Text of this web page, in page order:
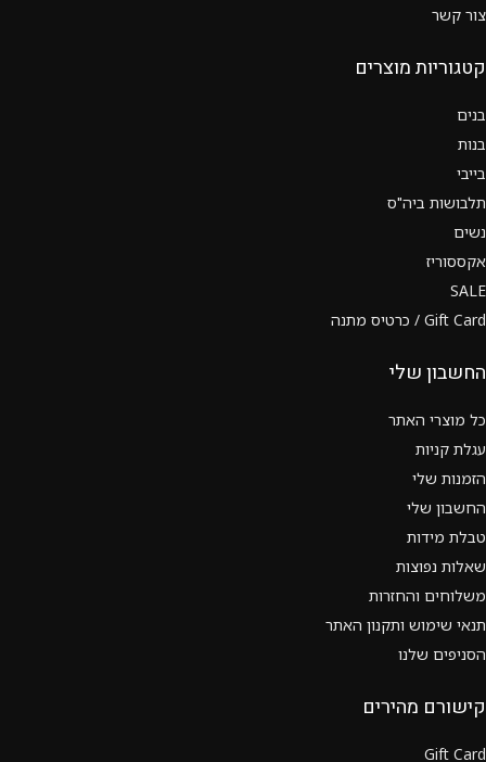
צור קשר
קטגוריות מוצרים
בנים
בנות
בייבי
תלבושות ביה"ס
נשים
אקססוריז
SALE
Gift Card / כרטיס מתנה
החשבון שלי
כל מוצרי האתר
עגלת קניות
הזמנות שלי
החשבון שלי
טבלת מידות
שאלות נפוצות
משלוחים והחזרות
תנאי שימוש ותקנון האתר
הסניפים שלנו
קישורם מהירים
Gift Card